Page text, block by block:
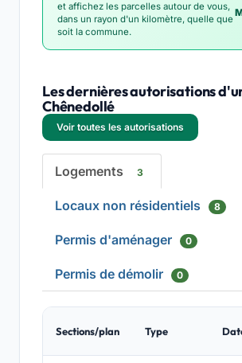
et affichez les parcelles autour de vous,
dans un rayon d'un kilomètre, quelle que
soit la commune.
Les dernières autorisations
Chênedollé
Voir toutes les autorisations
Logements 3
Locaux non résidentiels 8
Permis d'aménager 0
Permis de démolir 0
Sections/plan Type